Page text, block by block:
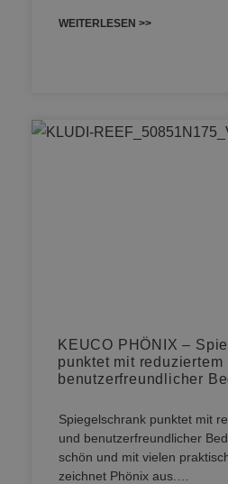
WEITERLESEN >>
KEUCO PHÖNIX –
punktet mit reduziertem
benutzerfreundlicher
Spiegelschrank punktet mit
und benutzerfreundlicher
schön und mit vielen
zeichnet Phönix aus.…